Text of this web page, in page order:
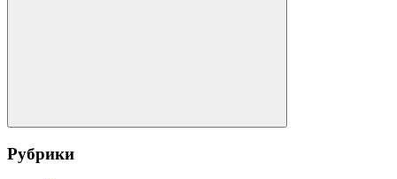
Поиск
Рубрики